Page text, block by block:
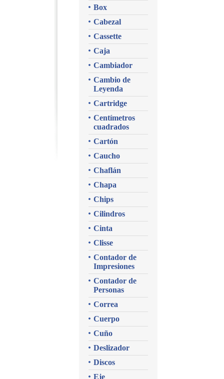
Box
Cabezal
Cassette
Caja
Cambiador
Cambio de
Leyenda
Cartridge
Centímetros
cuadrados
Cartón
Caucho
Chaflán
Chapa
Chips
Cilindros
Cinta
Clisse
Contador de
Impresiones
Contador de
Personas
Correa
Cuerpo
Cuño
Deslizador
Discos
Eje